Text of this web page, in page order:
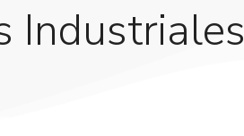
Industriales